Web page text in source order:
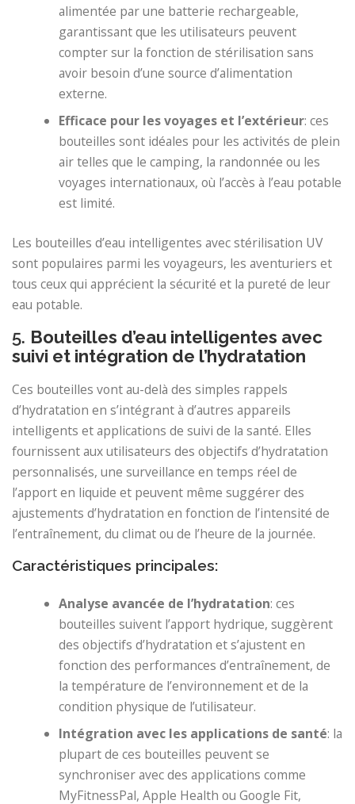
alimentée par une batterie rechargeable,
garantissant que les utilisateurs peuvent
compter sur la fonction de stérilisation sans
avoir besoin d’une source d’alimentation
externe.
Efficace pour les voyages et l’extérieur: ces
bouteilles sont idéales pour les activités de plein
air telles que le camping, la randonnée ou les
voyages internationaux, où l’accès à l’eau potable
est limité.
Les bouteilles d’eau intelligentes avec stérilisation UV
sont populaires parmi les voyageurs, les aventuriers et
tous ceux qui apprécient la sécurité et la pureté de leur
eau potable.
5. Bouteilles d’eau intelligentes avec
suivi et intégration de l’hydratation
Ces bouteilles vont au-delà des simples rappels
d’hydratation en s’intégrant à d’autres appareils
intelligents et applications de suivi de la santé. Elles
fournissent aux utilisateurs des objectifs d’hydratation
personnalisés, une surveillance en temps réel de
l’apport en liquide et peuvent même suggérer des
ajustements d’hydratation en fonction de l’intensité de
l’entraînement, du climat ou de l’heure de la journée.
Caractéristiques principales:
Analyse avancée de l’hydratation: ces
bouteilles suivent l’apport hydrique, suggèrent
des objectifs d’hydratation et s’ajustent en
fonction des performances d’entraînement, de
la température de l’environnement et de la
condition physique de l’utilisateur.
Intégration avec les applications de santé: la
plupart de ces bouteilles peuvent se
synchroniser avec des applications comme
MyFitnessPal, Apple Health ou Google Fit,